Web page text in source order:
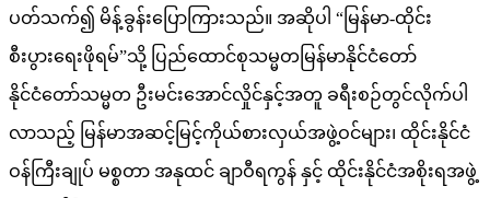
ပတ်သက်၍ မိန့်ခွန်းပြောကြားသည်။ အဆိုပါ “မြန်မာ-ထိုင်း
စီးပွားရေးဖိုရမ်”သို့ ပြည်ထောင်စုသမ္မတမြန်မာနိုင်ငံတော်
နိုင်ငံတော်သမ္မတ ဦးမင်းအောင်လှိုင်နှင့်အတူ ခရီးစဉ်တွင်လိုက်ပါ
လာသည့် မြန်မာအဆင့်မြင့်ကိုယ်စားလှယ်အဖွဲ့ဝင်များ၊ ထိုင်းနိုင်ငံ
ဝန်ကြီးချုပ် မစ္စတာ အနုထင် ချာဝီရကွန် နှင့် ထိုင်းနိုင်ငံအစိုးရအဖွဲ့